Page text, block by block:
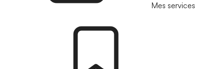
Mes services